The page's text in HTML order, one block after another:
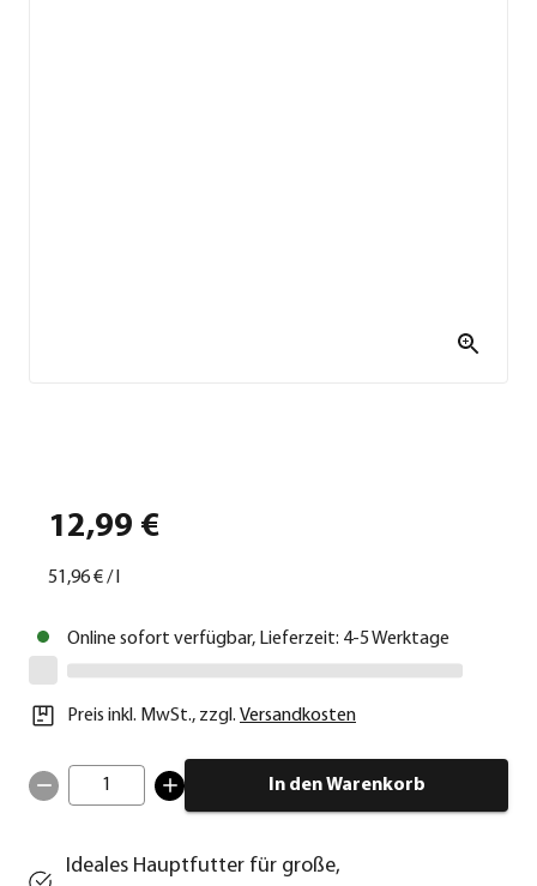
12,99 €
51,96 €/
Online sofort verfügbar, Lieferzeit: 4-5 Werktage
Preis inkl. MwSt., zzgl. Versandkosten
1 In den Warenkorb
Ideales Hauptfutter für große,